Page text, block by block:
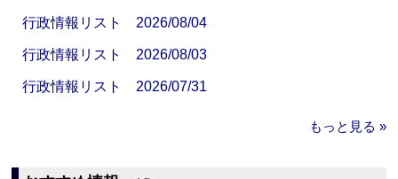
行政情報リスト 2026/08/04
行政情報リスト 2026/08/03
行政情報リスト 2026/07/31
もっと見る »